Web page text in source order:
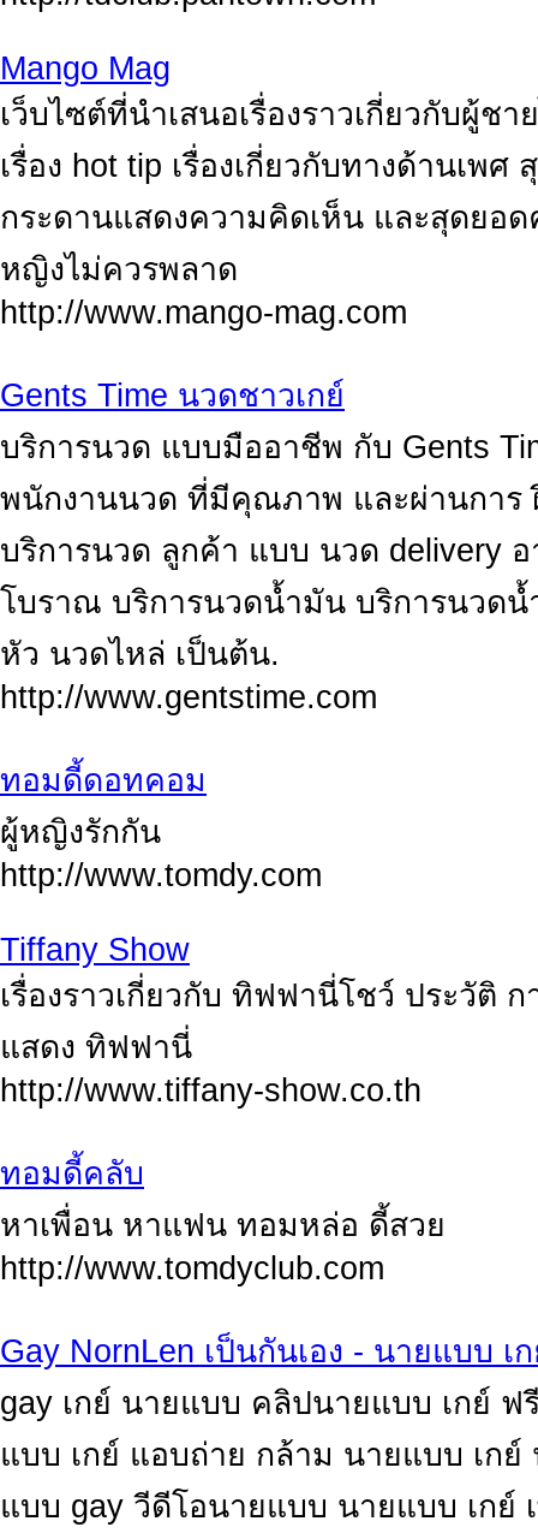
Mango Mag
เว็บไซต์ที่นำเสนอเรื่องราวเกี่ยวกับผู้ช
เรื่อง hot tip เรื่องเกี่ยวกับทางด้านเ
กระดานแสดงความคิดเห็น และสุดยอ
หญิงไม่ควรพลาด
http://www.mango-mag.com
Gents Time นวดชาวเกย์
บริการนวด แบบมืออาชีพ กับ Gents
พนักงานนวด ที่มีคุณภาพ และผ่านการ
บริการนวด ลูกค้า แบบ นวด delivery
โบราณ บริการนวดน้ำมัน บริการนวด
หัว นวดไหล่ เป็นต้น.
http://www.gentstime.com
ทอมดี้ดอทคอม
ผู้หญิงรักกัน
http://www.tomdy.com
Tiffany Show
เรื่องราวเกี่ยวกับ ทิฟฟานี่โชว์ ประวัติ
แสดง ทิฟฟานี่
http://www.tiffany-show.co.th
ทอมดี้คลับ
หาเพื่อน หาแฟน ทอมหล่อ ดี้สวย
http://www.tomdyclub.com
Gay NornLen เป็นกันเอง - นายแบบ
gay เกย์ นายแบบ คลิปนายแบบ เกย์
แบบ เกย์ แอบถ่าย กล้าม นายแบบ เก
แบบ gay วีดีโอนายแบบ นายแบบ เกย์